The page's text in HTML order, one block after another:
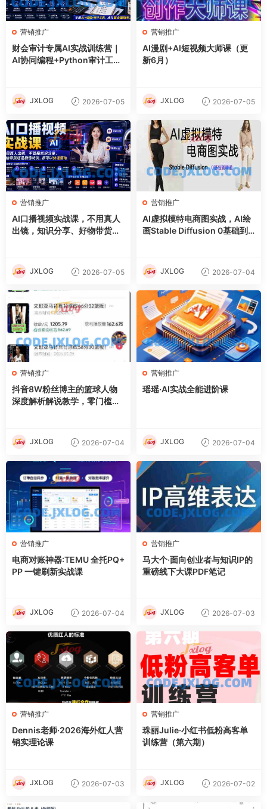
营销推广
财会审计专属AI实战训练营｜
AI协同编程+Python审计工具
JXLOG 2026-07-05
营销推广
AI漫剧+AI短视频大师课（更
新6月）
JXLOG 2026-07-05
营销推广
AI口播视频实战课，不用真人
出镜，知识分享、好物带货剧
JXLOG 2026-07-05
营销推广
AI虚拟模特电商图实战，AI绘
画Stable Diffusion 0基础到
JXLOG 2026-07-04
营销推广
抖音8W粉丝博主的篮球人物
深度解析解说教学，零门槛玩
JXLOG 2026-07-04
营销推广
瑶瑶·AI实战全能进阶课
JXLOG 2026-07-04
营销推广
电商对账神器:TEMU 全托PQ+
PP 一键刷新实战课
JXLOG 2026-07-04
营销推广
马大个·面向创业者与知识IP的
重磅线下大课PDF笔记
JXLOG 2026-07-03
营销推广
Dennis老师·2026海外红人营
销实理论课
JXLOG 2026-07-03
营销推广
珠丽Julie·小红书低粉高客单
训练营（第六期）
JXLOG 2026-07-02